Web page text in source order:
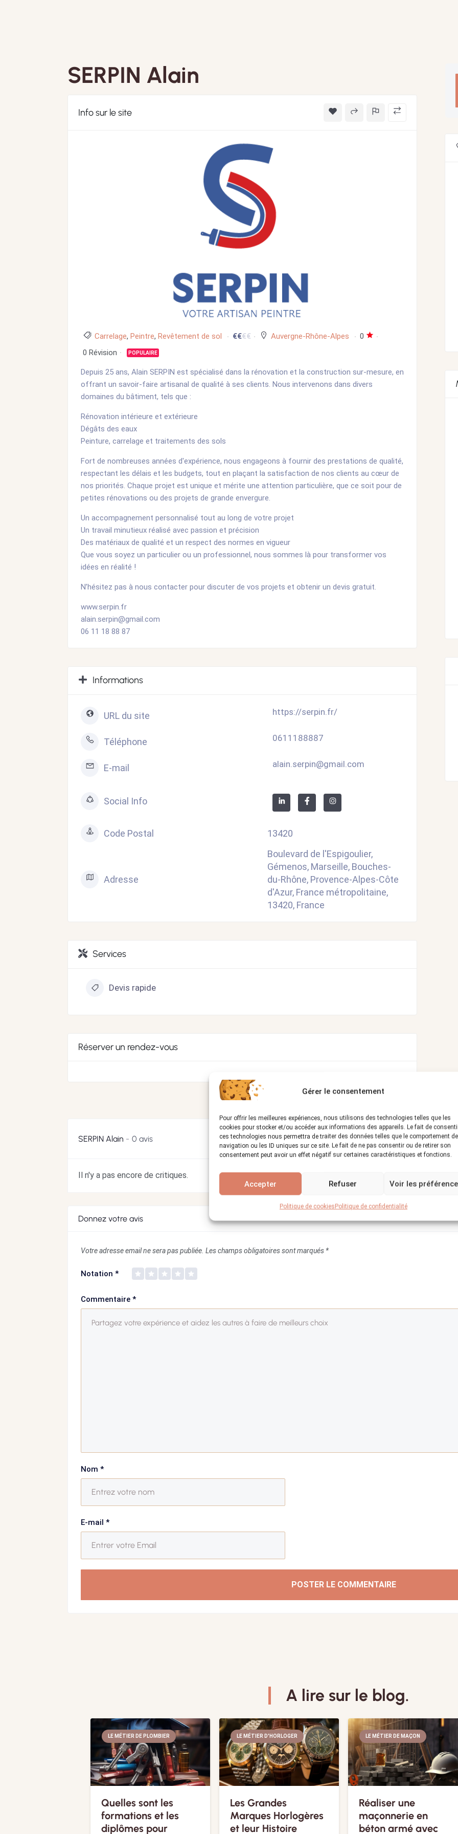
Gérer le consentement
Pour offrir les meilleures expériences, nous utilisons des technologies telles que les
cookies pour stocker et/ou accéder aux informations des appareils. Le fait de
ces technologies nous permettra de traiter des données telles que le comportement de
navigation ou les ID uniques sur ce site. Le fait de ne pas consentir ou de retirer son
consentement peut avoir un effet négatif sur certaines caractéristiques et fonctions.
Accepter Refuser Voir les
Politique de cookiesPolitique de confidentialité
SERPIN Alain
Info sur le site
Carrelage, Peintre, Revêtement de sol €€€€ Auvergne-Rhône-Alpes
0
0 Révision
POPULAIRE
Depuis 25 ans, Alain SERPIN est spécialisé dans la rénovation et la construction sur-mesure, en
offrant un savoir-faire artisanal de qualité à ses clients. Nous intervenons dans divers
domaines du bâtiment, tels que :
Rénovation intérieure et extérieure
Dégâts des eaux
Peinture, carrelage et traitements des sols
Fort de nombreuses années d'expérience, nous engageons à fournir des prestations de qualité,
respectant les délais et les budgets, tout en plaçant la satisfaction de nos clients au cœur de
nos priorités. Chaque projet est unique et mérite une attention particulière, que ce soit pour de
petites rénovations ou des projets de grande envergure.
Un accompagnement personnalisé tout au long de votre projet
Un travail minutieux réalisé avec passion et précision
Des matériaux de qualité et un respect des normes en vigueur
Que vous soyez un particulier ou un professionnel, nous sommes là pour transformer vos
idées en réalité !
N’hésitez pas à nous contacter pour discuter de vos projets et obtenir un devis gratuit.
www.serpin.fr
alain.serpin@gmail.com
06 11 18 88 87
Informations
URL du site https://serpin.fr/
Téléphone 0611188887
E-mail alain.serpin@gmail.com
Social Info
Code Postal 13420
Adresse
Boulevard de l'Espigoulier,
Gémenos, Marseille, Bouches-
du-Rhône, Provence-Alpes-Côte
d'Azur, France métropolitaine,
13420, France
Services
Devis rapide
Réserver un rendez-vous
SERPIN Alain 0 avis
Il n'y a pas encore de critiques.
Donnez votre avis
Votre adresse email ne sera pas publiée. Les champs obligatoires sont marqués *
Notation *
Commentaire *
Nom *
E-mail *
POSTER LE COMMENTAIRE
A lire sur le blog.
LE MÉTIER DE PLOMBIER
Quelles sont les
formations et les
diplômes pour
LE MÉTIER D'HORLOGER
Les Grandes
Marques Horlogères
et leur Histoire
LE MÉTIER DE MAÇON
Réaliser une
maçonnerie en
béton armé avec